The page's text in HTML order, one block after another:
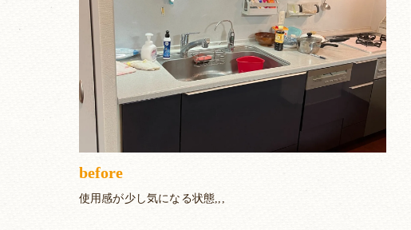
before
使用感が少し気になる状態,,,